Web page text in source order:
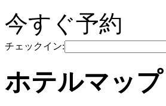
今すぐ予約
チェックイン:
ホテルマップ